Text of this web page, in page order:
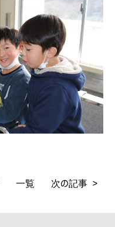
一覧 次の記事 >